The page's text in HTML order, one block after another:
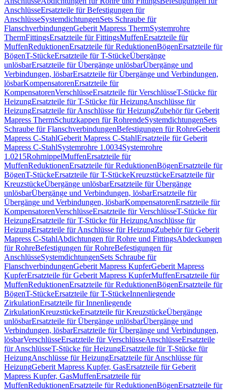
AnschlüsseErsatzteile für Befestigungen für
AnschlüsseSystemdichtungenSets Schraube für
FlanschverbindungenGeberit Mapress ThermSystemrohre
ThermFittingsErsatzteile für FittingsMuffenErsatzteile für
MuffenReduktionenErsatzteile für ReduktionenBögenErsatzteile für
BögenT-StückeErsatzteile für T-StückeÜbergänge
unlösbarErsatzteile für Übergänge unlösbarÜbergänge und
Verbindungen, lösbarErsatzteile für Übergänge und Verbindungen,
lösbarKompensatorenErsatzteile für
KompensatorenVerschlüsseErsatzteile für VerschlüsseT-Stücke für
HeizungErsatzteile für T-Stücke für HeizungAnschlüsse für
HeizungErsatzteile für Anschlüsse für HeizungZubehör für Geberit
Mapress ThermSchutzkappen für RohrendeSystemdichtungenSets
Schraube für FlanschverbindungenBefestigungen für RohreGeberit
Mapress C-StahlGeberit Mapress C-StahlErsatzteile für Geberit
Mapress C-StahlSystemrohre 1.0034Systemrohre
1.0215RohrnippelMuffenErsatzteile für
MuffenReduktionenErsatzteile für ReduktionenBögenErsatzteile für
BögenT-StückeErsatzteile für T-StückeKreuzstückeErsatzteile für
KreuzstückeÜbergänge unlösbarErsatzteile für Übergänge
unlösbarÜbergänge und Verbindungen, lösbarErsatzteile für
Übergänge und Verbindungen, lösbarKompensatorenErsatzteile für
KompensatorenVerschlüsseErsatzteile für VerschlüsseT-Stücke für
HeizungErsatzteile für T-Stücke für HeizungAnschlüsse für
HeizungErsatzteile für Anschlüsse für HeizungZubehör für Geberit
Mapress C-StahlAbdichtungen für Rohre und FittingsAbdeckungen
für RohreBefestigungen für RohreBefestigungen für
AnschlüsseSystemdichtungenSets Schraube für
FlanschverbindungenGeberit Mapress KupferGeberit Mapress
KupferErsatzteile für Geberit Mapress KupferMuffenErsatzteile für
MuffenReduktionenErsatzteile für ReduktionenBögenErsatzteile für
BögenT-StückeErsatzteile für T-StückeInnenliegende
ZirkulationErsatzteile für Innenliegende
ZirkulationKreuzstückeErsatzteile für KreuzstückeÜbergänge
unlösbarErsatzteile für Übergänge unlösbarÜbergänge und
Verbindungen, lösbarErsatzteile für Übergänge und Verbindungen,
lösbarVerschlüsseErsatzteile für VerschlüsseAnschlüsseErsatzteile
für AnschlüsseT-Stücke für HeizungErsatzteile für T-Stücke für
HeizungAnschlüsse für HeizungErsatzteile für Anschlüsse für
HeizungGeberit Mapress Kupfer, GasErsatzteile für Geberit
Mapress Kupfer, GasMuffenErsatzteile für
MuffenReduktionenErsatzteile für ReduktionenBögenErsatzteile für